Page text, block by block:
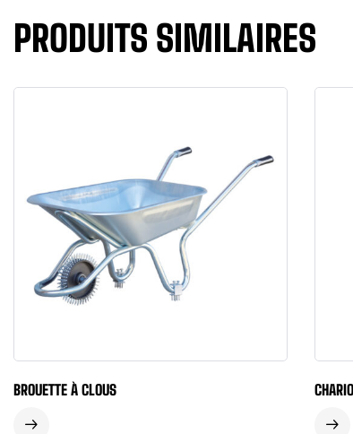
PRODUITS SIMILAIRES
BROUETTE À CLOUS